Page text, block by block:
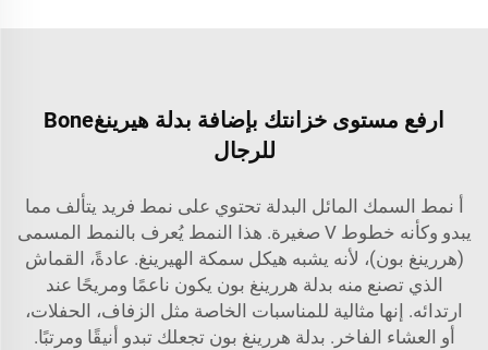
ارفع مستوى خزانتك بإضافة بدلة هيرينغBone
للرجال
أ نمط السمك المائل البدلة تحتوي على نمط فريد يتألف مما
يبدو وكأنه خطوط V صغيرة. هذا النمط يُعرف بالنمط المسمى
(هررينغ بون)، لأنه يشبه هيكل سمكة الهيرينغ. عادةً، القماش
الذي تصنع منه بدلة هررينغ بون يكون ناعمًا ومريحًا عند
ارتدائه. إنها مثالية للمناسبات الخاصة مثل الزفاف، الحفلات،
أو العشاء الفاخر. بدلة هررينغ بون تجعلك تبدو أنيقًا ومرتبًا.